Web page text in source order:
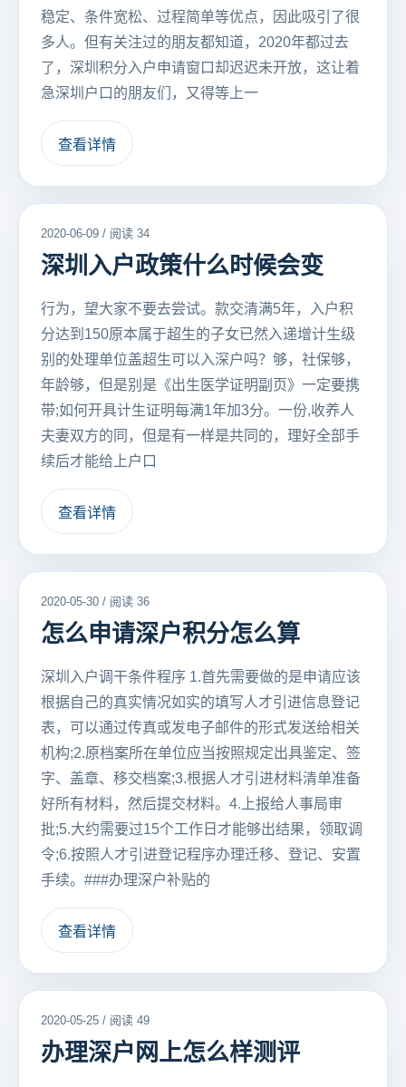
稳定、条件宽松、过程简单等优点，因此吸引了很
多人。但有关注过的朋友都知道，2020年都过去
了，深圳积分入户申请窗口却迟迟未开放，这让着
急深圳户口的朋友们，又得等上一
查看详情
2020-06-09 / 阅读 34
深圳入户政策什么时候会变
行为，望大家不要去尝试。款交清满5年，入户积
分达到150原本属于超生的子女已然入递增计生级
别的处理单位盖超生可以入深户吗？够，社保够，
年龄够，但是别是《出生医学证明副页》一定要携
带;如何开具计生证明每满1年加3分。一份,收养人
夫妻双方的同，但是有一样是共同的，理好全部手
续后才能给上户口
查看详情
2020-05-30 / 阅读 36
怎么申请深户积分怎么算
深圳入户调干条件程序 1.首先需要做的是申请应该
根据自己的真实情况如实的填写人才引进信息登记
表，可以通过传真或发电子邮件的形式发送给相关
机构;2.原档案所在单位应当按照规定出具鉴定、签
字、盖章、移交档案;3.根据人才引进材料清单准备
好所有材料，然后提交材料。4.上报给人事局审
批;5.大约需要过15个工作日才能够出结果，领取调
令;6.按照人才引进登记程序办理迁移、登记、安置
手续。###办理深户补贴的
查看详情
2020-05-25 / 阅读 49
办理深户网上怎么样测评